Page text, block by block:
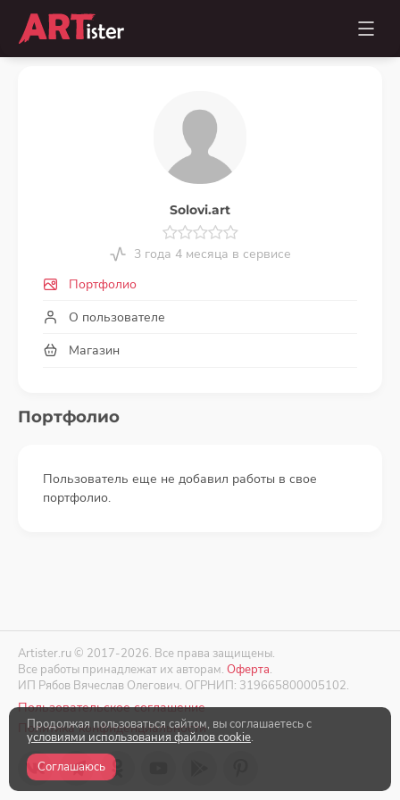
Solovi.art
3 года 4 месяца в сервисе
Портфолио
О пользователе
Магазин
Портфолио
Пользователь еще не добавил работы в свое
портфолио.
Artister.ru © 2017-2026. Все права защищены.
Все работы принадлежат их авторам. Оферта.
ИП Рябов Вячеслав Олегович. ОГРНИП: 319665800005102.
Пользовательское соглашение
Политика конфиденциальности
Продолжая пользоваться сайтом, вы соглашаетесь с
условиями использования файлов cookie.
Соглашаюсь